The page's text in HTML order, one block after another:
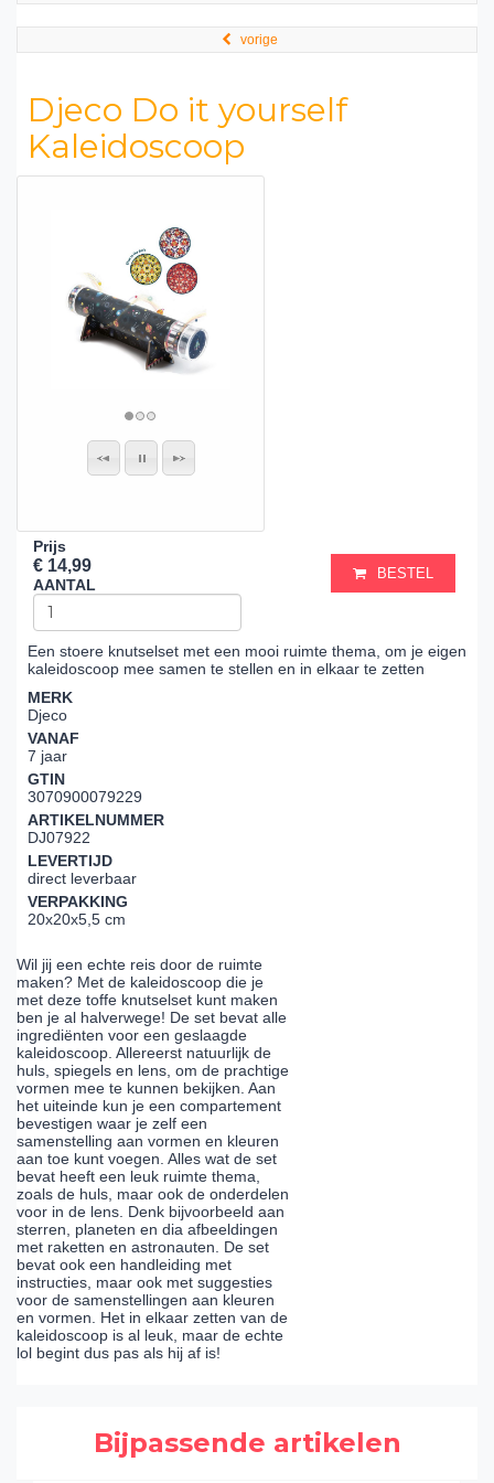
vorige
Djeco Do it yourself
Kaleidoscoop
Prijs
€ 14,99
AANTAL
BESTEL
Een stoere knutselset met een mooi ruimte thema, om je eigen
kaleidoscoop mee samen te stellen en in elkaar te zetten
MERK
Djeco
VANAF
7 jaar
GTIN
3070900079229
ARTIKELNUMMER
DJ07922
LEVERTIJD
direct leverbaar
VERPAKKING
20x20x5,5 cm
Wil jij een echte reis door de ruimte
maken? Met de kaleidoscoop die je
met deze toffe knutselset kunt maken
ben je al halverwege! De set bevat alle
ingrediënten voor een geslaagde
kaleidoscoop. Allereerst natuurlijk de
huls, spiegels en lens, om de prachtige
vormen mee te kunnen bekijken. Aan
het uiteinde kun je een compartement
bevestigen waar je zelf een
samenstelling aan vormen en kleuren
aan toe kunt voegen. Alles wat de set
bevat heeft een leuk ruimte thema,
zoals de huls, maar ook de onderdelen
voor in de lens. Denk bijvoorbeeld aan
sterren, planeten en dia afbeeldingen
met raketten en astronauten. De set
bevat ook een handleiding met
instructies, maar ook met suggesties
voor de samenstellingen aan kleuren
en vormen. Het in elkaar zetten van de
kaleidoscoop is al leuk, maar de echte
lol begint dus pas als hij af is!
Bijpassende artikelen